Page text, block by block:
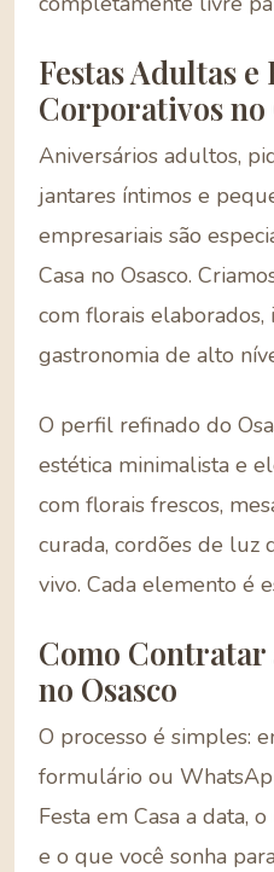
Festas Adultas e
Corporativos no
Aniversários adultos,
jantares íntimos e
empresariais são
Casa no Osasco.
com florais elaborados,
gastronomia de alto
O perfil refinado do
estética minimalista e
com florais frescos,
curada, cordões de luz
vivo. Cada elemento é
Como Contratar
no Osasco
O processo é simples:
formulário ou
Festa em Casa a data,
e o que você sonha